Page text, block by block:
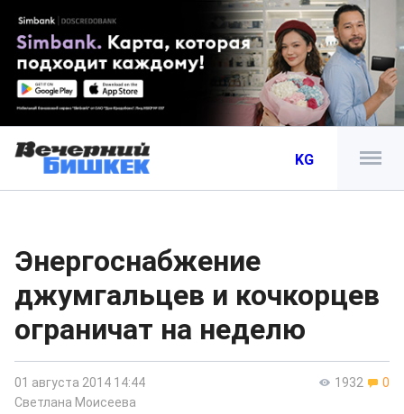
KG
Энергоснабжение
джумгальцев и кочкорцев
ограничат на неделю
1932 0
01 августа 2014 14:44
Светлана Моисеева